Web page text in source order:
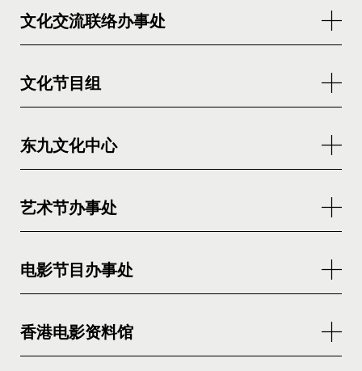
文化交流联络办事处
文化节目组
东九文化中心
艺术节办事处
电影节目办事处
香港电影资料馆